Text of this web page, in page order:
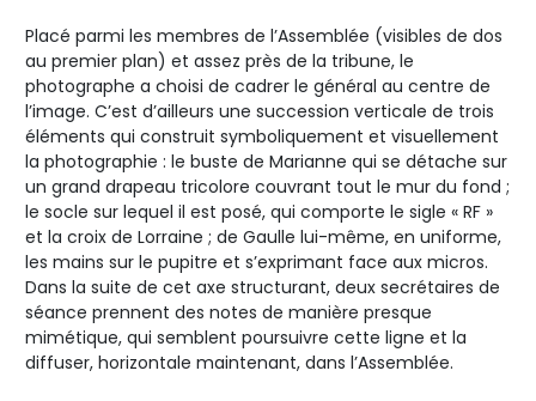
Placé parmi les membres de l’Assemblée (visibles de dos
au premier plan) et assez près de la tribune, le
photographe a choisi de cadrer le général au centre de
l’image. C’est d’ailleurs une succession verticale de trois
éléments qui construit symboliquement et visuellement
la photographie : le buste de Marianne qui se détache sur
un grand drapeau tricolore couvrant tout le mur du fond ;
le socle sur lequel il est posé, qui comporte le sigle « RF »
et la croix de Lorraine ; de Gaulle lui-même, en uniforme,
les mains sur le pupitre et s’exprimant face aux micros.
Dans la suite de cet axe structurant, deux secrétaires de
séance prennent des notes de manière presque
mimétique, qui semblent poursuivre cette ligne et la
diffuser, horizontale maintenant, dans l’Assemblée.